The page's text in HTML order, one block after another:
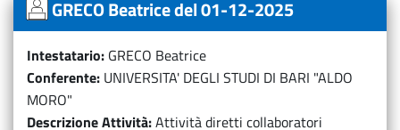
GRECO Beatrice del 01-12-2025
Intestatario GRECO Beatrice
Conferente UNIVERSITA' DEGLI STUDI DI BARI "ALDO
MORO"
Descrizione Attività Attività diretti collaboratori